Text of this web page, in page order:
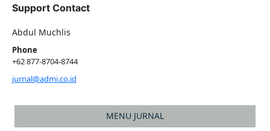
Support Contact
Abdul Muchlis
Phone
+62 877-8704-8744
jurnal@admi.co.id
MENU JURNAL